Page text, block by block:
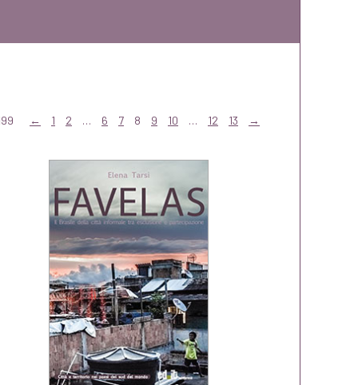
← 1 2 … 6 7 8 9 10 … 12 13 →